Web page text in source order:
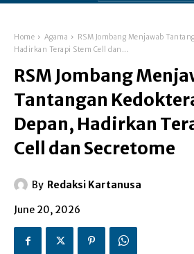
Home Agama
RSM Jombang Menjawab
Hadirkan Terapi Stem Cell dan...
RSM Jombang
Tantangan
Depan, Hadirkan
Cell dan Secretome
By Redaksi Kartanusa
June 20, 2026